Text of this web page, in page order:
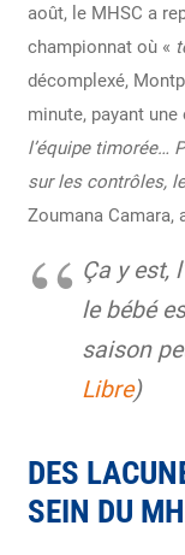
août, le MHSC a
championnat où «
décomplexé,
minute, payant
l’équipe timorée…
sur les contrôles,
Zoumana Camara,
Ça y est,
le bébé
saison
Libre)
DES
SEIN DU